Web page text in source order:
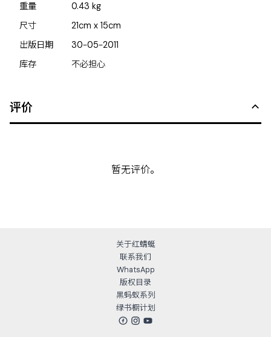
重量
0.43 kg
尺寸
21cm x 15cm
出版日期
30-05-2011
库存
不必担心
评价
暂无评价。
关于红蜻蜓
联系我们
WhatsApp
版权目录
黑蚂蚁系列
绿书橱计划